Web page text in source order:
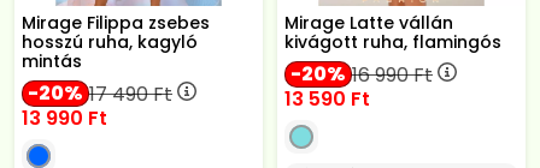
Mirage Filippa zsebes
hosszú ruha, kagyló
mintás
20 17 490Ft
13 990 Ft
Mirage Latte vállán
kivágott ruha, flamingós
20 16 990Ft
13 590 Ft